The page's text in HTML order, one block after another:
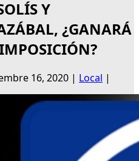
Y
¿GANARÁ
16, 2020 | Local |